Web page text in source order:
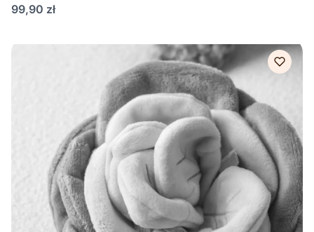
Cena
99,90 zł